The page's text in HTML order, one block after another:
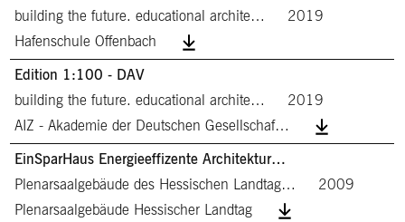
building the future. educational archite…
2019
Hafenschule Offenbach
Edition 1:100 - DAV
building the future. educational archite…
2019
AIZ - Akademie der Deutschen Gesellschaf…
EinSparHaus Energieeffizente Architektur…
Plenarsaalgebäude des Hessischen Landtag…
2009
Plenarsaalgebäude Hessischer Landtag